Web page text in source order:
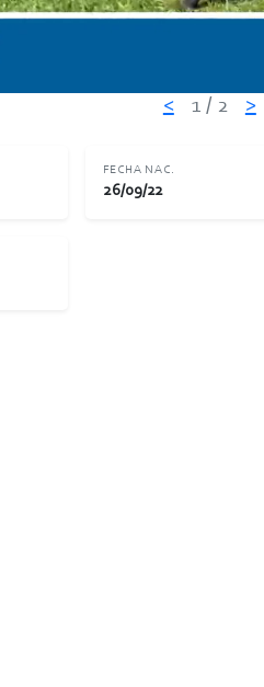
< 1 / 2 >
FECHA NAC.
26/09/22